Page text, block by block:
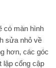
có màn hình
sửa nhỏ về
hơn, các góc
lập cổng cập